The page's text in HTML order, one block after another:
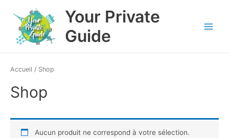
contenu
Your Private
Guide
Menu
Accueil / Shop
Shop
Aucun produit ne correspond à votre sélection.